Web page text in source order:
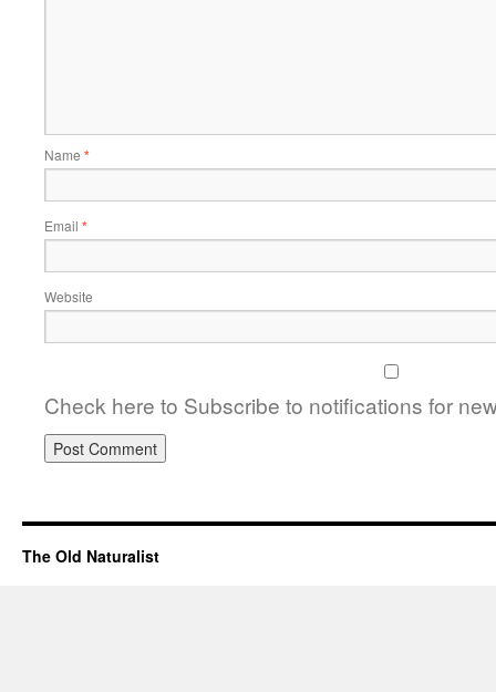
Name *
Email *
Website
Check here to Subscribe to notifications for
The Old Naturalist